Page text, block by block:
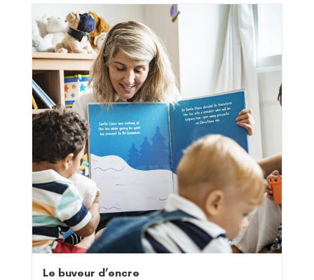
Le buveur d’encre